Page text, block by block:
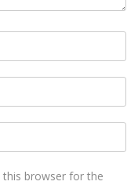
this browser for the